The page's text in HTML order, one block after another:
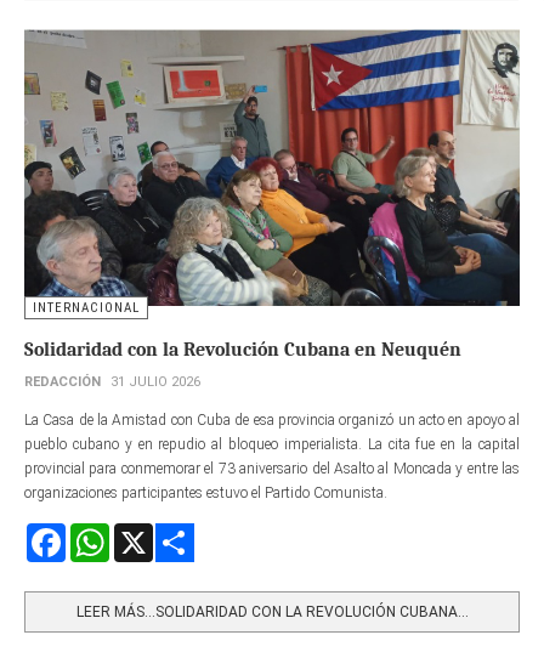
INTERNACIONAL
Solidaridad con la Revolución Cubana en Neuquén
REDACCIÓN 31 JULIO 2026
La Casa de la Amistad con Cuba de esa provincia organizó un acto en apoyo al
pueblo cubano y en repudio al bloqueo imperialista. La cita fue en la capital
provincial para conmemorar el 73 aniversario del Asalto al Moncada y entre las
organizaciones participantes estuvo el Partido Comunista.
FacebookWhatsApp
LEER MÁS…SOLIDARIDAD CON LA REVOLUCIÓN CUBANA...